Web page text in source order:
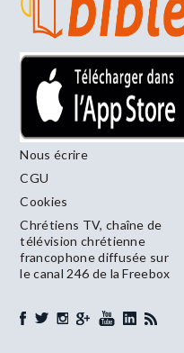
Nous écrire
CGU
Cookies
Chrétiens TV, chaîne de
télévision chrétienne
francophone diffusée sur
le canal 246 de la Freebox